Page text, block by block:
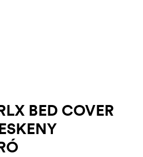
BED COVER